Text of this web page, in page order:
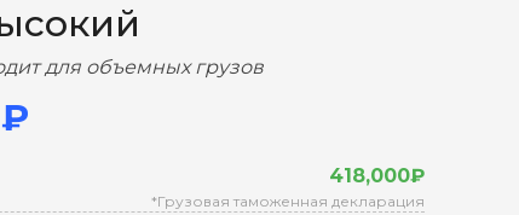
для объемных грузов
418,000₽
*Грузовая таможенная декларация